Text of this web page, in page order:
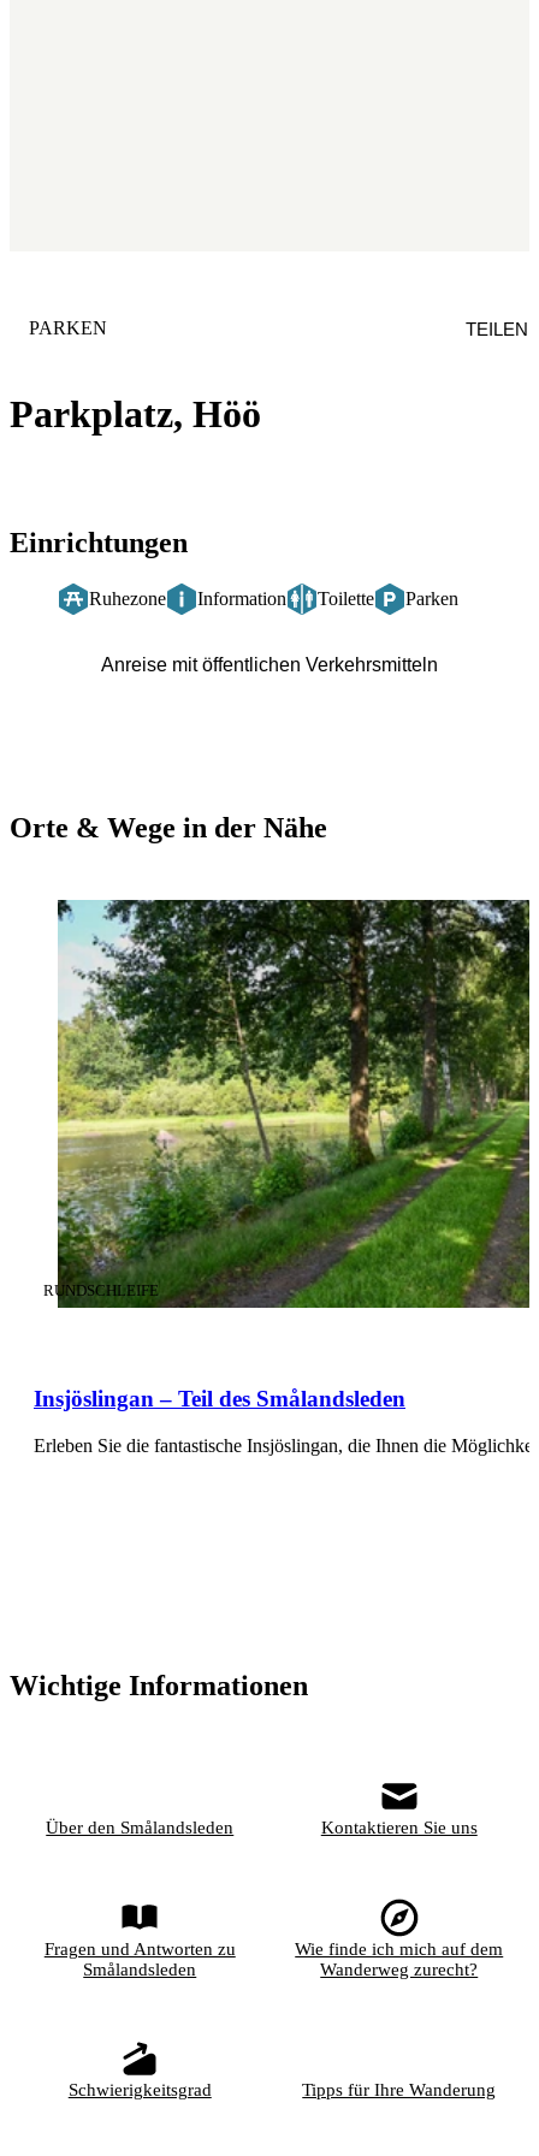
Parkplatz, Höö
KATEGORIE
PARKEN TEILEN
Einrichtungen
Ruhezone Information Toilette Parken
Anreise mit öffentlichen Verkehrsmitteln
Orte & Wege in der Nähe
Insjöslingan – Teil des Smålandsleden
KATEGORIE:
RUNDSCHLEIFE
Erleben Sie die fantastische Insjöslingan, die Ihnen die
Wichtige Informationen
Über den Smålandsleden Kontaktieren Sie uns
Fragen und Antworten zu
Smålandsleden
Wie finde ich mich auf dem
Wanderweg zurecht?
Schwierigkeitsgrad Tipps für Ihre Wanderung